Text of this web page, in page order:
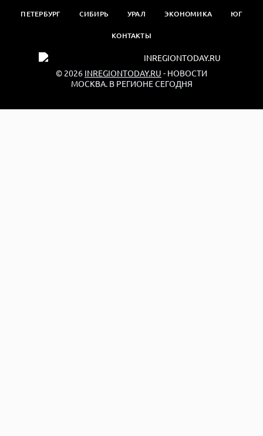
ПЕТЕРБУРГ СИБИРЬ УРАЛ ЭКОНОМИКА ЮГ
КОНТАКТЫ
© 2026 INREGIONTODAY.RU - НОВОСТИ
МОСКВА. В РЕГИОНЕ СЕГОДНЯ